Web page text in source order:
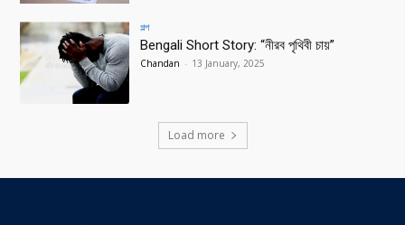
গল্প
Bengali Short Story: “নীরব পৃথিবী চায়”
Chandan - 13 January, 2025
Load more